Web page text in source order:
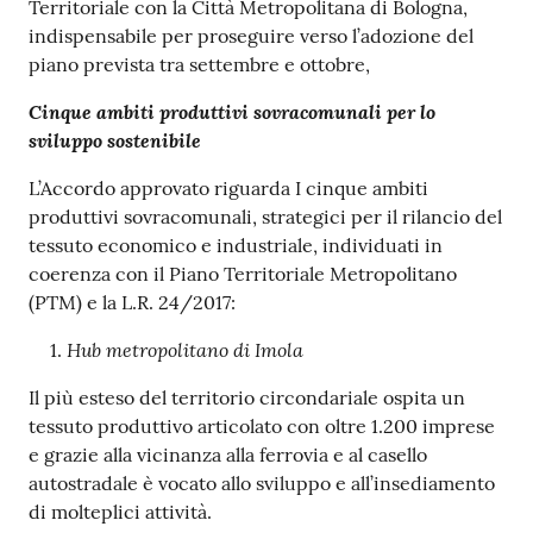
Territoriale con la Città Metropolitana di Bologna,
indispensabile per proseguire verso l’adozione del
piano prevista tra settembre e ottobre,
Cinque ambiti produttivi sovracomunali per lo
sviluppo sostenibile
L’Accordo approvato riguarda I cinque ambiti
produttivi sovracomunali, strategici per il rilancio del
tessuto economico e industriale, individuati in
coerenza con il Piano Territoriale Metropolitano
(PTM) e la L.R. 24/2017:
Hub metropolitano di Imola
Il più esteso del territorio circondariale ospita un
tessuto produttivo articolato con oltre 1.200 imprese
e grazie alla vicinanza alla ferrovia e al casello
autostradale è vocato allo sviluppo e all’insediamento
di molteplici attività.